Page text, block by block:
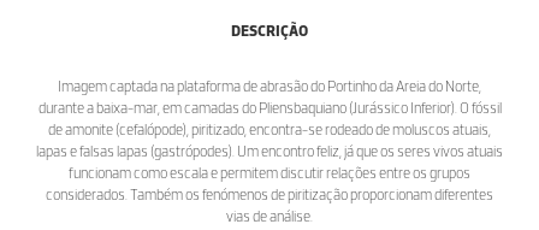
DESCRIÇÃO
Imagem captada na plataforma de abrasão do Portinho da Areia do Norte,
durante a baixa-mar, em camadas do Pliensbaquiano (Jurássico Inferior). O fóssil
de amonite (cefalópode), piritizado, encontra-se rodeado de moluscos atuais,
lapas e falsas lapas (gastrópodes). Um encontro feliz, já que os seres vivos atuais
funcionam como escala e permitem discutir relações entre os grupos
considerados. Também os fenómenos de piritização proporcionam diferentes
vias de análise.